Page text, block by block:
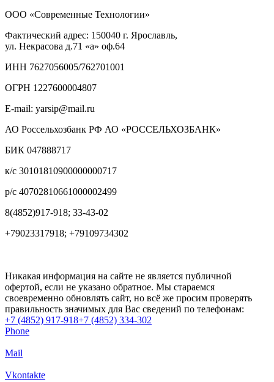
ООО «Современные Технологии»
Фактический адрес: 150040 г. Ярославль,
ул. Некрасова д.71 «а» оф.64
ИНН 7627056005/762701001
ОГРН 1227600004807
E-mail: yarsip@mail.ru
АО Россельхозбанк РФ АО «РОССЕЛЬХОЗБАНК»
БИК 047888717
к/с 30101810900000000717
р/с 40702810661000002499
8(4852)917-918; 33-43-02
+79023317918; +79109734302
Никакая информация на сайте не является публичной
офертой, если не указано обратное. Мы стараемся
своевременно обновлять сайт, но всё же просим проверять
правильность значимых для Вас сведений по телефонам:
+7 (4852) 917-918+7 (4852) 334-302
Phone
Mail
Vkontakte